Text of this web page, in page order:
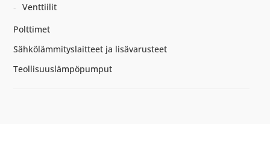
Venttiilit
Polttimet
Sähkölämmityslaitteet ja lisävarusteet
Teollisuuslämpöpumput